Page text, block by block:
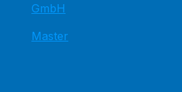
GmbH
Master